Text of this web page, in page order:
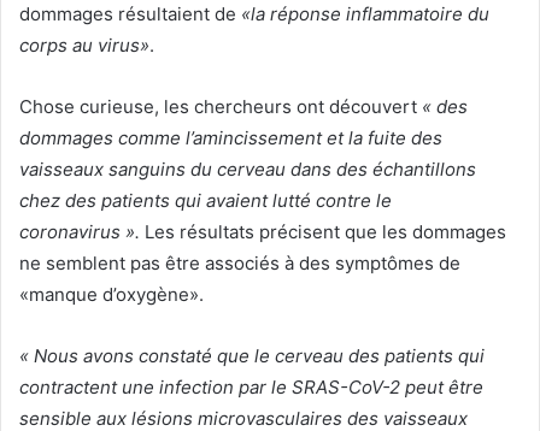
dommages résultaient de «la réponse inflammatoire du
corps au virus».
Chose curieuse, les chercheurs ont découvert « des
dommages comme l’amincissement et la fuite des
vaisseaux sanguins du cerveau dans des échantillons
chez des patients qui avaient lutté contre le
coronavirus ». Les résultats précisent que les dommages
ne semblent pas être associés à des symptômes de
«manque d’oxygène».
« Nous avons constaté que le cerveau des patients qui
contractent une infection par le SRAS-CoV-2 peut être
sensible aux lésions microvasculaires des vaisseaux